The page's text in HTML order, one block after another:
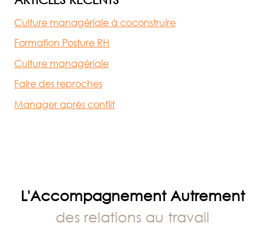
Culture managériale à coconstruire
Formation Posture RH
Culture managériale
Faire des reproches
Manager après conflit
L'Accompagnement Autrement
des relations au travail